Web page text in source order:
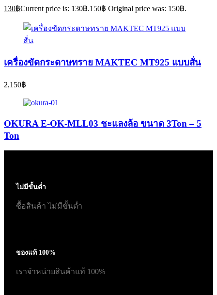
130฿Current price is: 130฿.150฿ Original price was: 150฿.
เครื่องขัดกระดาษทราย MAKTEC MT925 แบบสั่น
2,150฿
OKURA E-OK-MLL03 ชะแลงล้อ ขนาด 3Ton – 5
Ton
ไม่มีขั้นต่ำ
ซื้อสินค้า ไม่มีขั้นต่ำ
ของแท้ 100%
เราจำหน่ายสินค้าแท้ 100%